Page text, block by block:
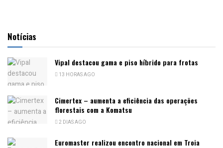
Notícias
Vipal destacou gama e piso híbrido para frotas
13 HORAS AGO
Cimertex – aumenta a eficiência das operações
florestais com a Komatsu
2 DIAS AGO
Euromaster realizou encontro nacional em Troia